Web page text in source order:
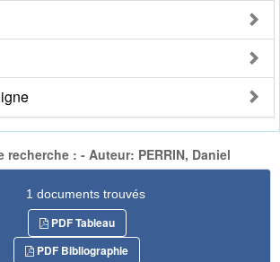
recherche : - Auteur: PERRIN, Daniel
1 documents trouvés
PDF Tableau
PDF Bibliographie